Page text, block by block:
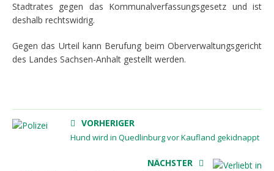
Stadtrates gegen das Kommunalverfassungsgesetz und ist
deshalb rechtswidrig.
Gegen das Urteil kann Berufung beim Oberverwaltungsgericht
des Landes Sachsen-Anhalt gestellt werden.
VORHERIGER
Hund wird in Quedlinburg vor Kaufland gekidnappt
NÄCHSTER